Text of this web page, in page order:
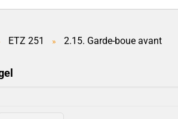
ETZ 251 » 2.15. Garde-boue avant